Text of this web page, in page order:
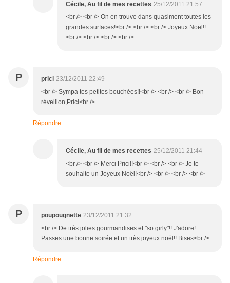
Cécile, Au fil de mes recettes 25/12/2011 21:57
<br /> <br /> On en trouve dans quasiment toutes les
grandes surfaces!<br /> <br /> <br /> Joyeux Noël!!
<br /> <br /> <br /> <br />
P prici 23/12/2011 22:49
<br /> Sympa tes petites bouchées!!<br /> <br /> <br /> Bon
réveillon,Prici<br />
Répondre
Cécile, Au fil de mes recettes 25/12/2011 21:44
<br /> <br /> Merci Prici!!<br /> <br /> <br /> Je te
souhaite un Joyeux Noël!<br /> <br /> <br /> <br />
P poupougnette 23/12/2011 21:32
<br /> De très jolies gourmandises et "so girly"!! J'adore!
Passes une bonne soirée et un très joyeux noël!! Bises<br />
Répondre